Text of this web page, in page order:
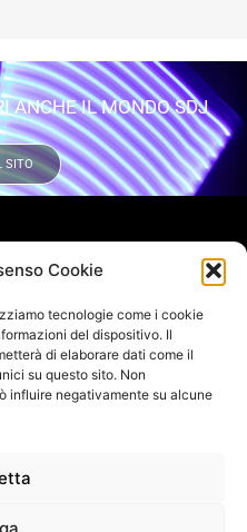
Cookie
tecnologie come i cookie
del dispositivo. Il
di elaborare dati come il
su questo sito. Non
influire negativamente su alcune
ANCHE IL MONDO SDJ
SITO
Sant’Omero (TE) ITALY
AGGIORNATO?
Iscriviti alla newsletter
SUI NOSTRI SOCIAL